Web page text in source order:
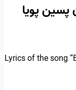
پسین پویا
Lyrics of the song